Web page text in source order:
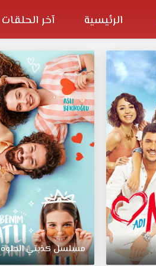
الرئيسية آخر الحلقات
مسلسل كذبتي الحلوة